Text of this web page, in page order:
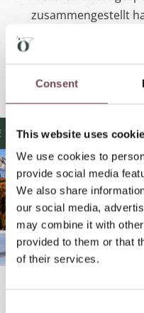
Consent
This website uses
We use cookies to
provide social media
We also share
our social media,
may combine it with
provided to them or that
of their services.
zusammengestellt
ÜBER